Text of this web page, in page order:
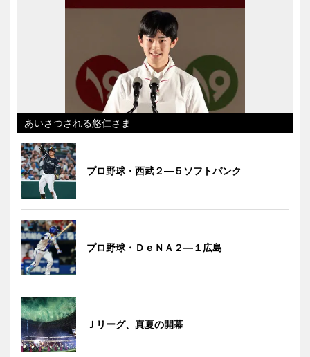
あいさつされる悠仁さま
プロ野球・西武２―５ソフトバンク
プロ野球・ＤｅＮＡ２―１広島
Ｊリーグ、真夏の開幕